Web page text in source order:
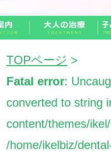
TOPページ >
Fatal error:
converted to string
content/themes/
/home/ikelbiz/